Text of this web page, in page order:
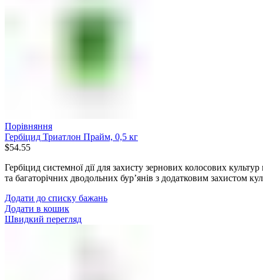
Порівняння
Гербіцид Триатлон Прайм, 0,5 кг
$54.55
Гербіцид системної дії для захисту зернових колосових
та багаторічних дводольних бур’янів з додатковим захистом
Додати до списку бажань
Додати в кошик
Швидкий перегляд